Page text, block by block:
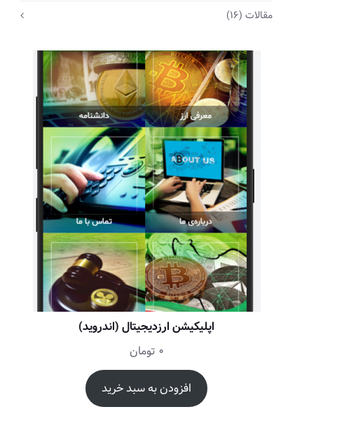
مقالات (16)
اپلیکیشن ارزدیجیتال (اندروید)
0 تومان
افزودن به سبد خرید